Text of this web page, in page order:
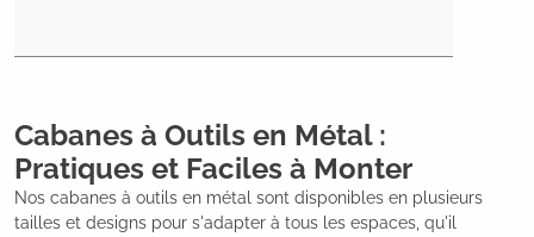
Cabanes à Outils en Métal :
Pratiques et Faciles à Monter
Nos cabanes à outils en métal sont disponibles en plusieurs
tailles et designs pour s'adapter à tous les espaces, qu'il